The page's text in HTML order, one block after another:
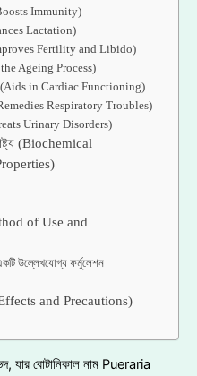
(Boosts Immunity)
Lactation)
(Improves Fertility and Libido)
the Ageing Process)
(Aids in Cardiac Functioning)
(Remedies Respiratory Troubles)
Urinary Disorders)
(Biochemical
of Use and
উল্লেখযোগ্য ফর্মুলেশন
Effects and Precautions)
যার বোটানিকাল নাম Pueraria